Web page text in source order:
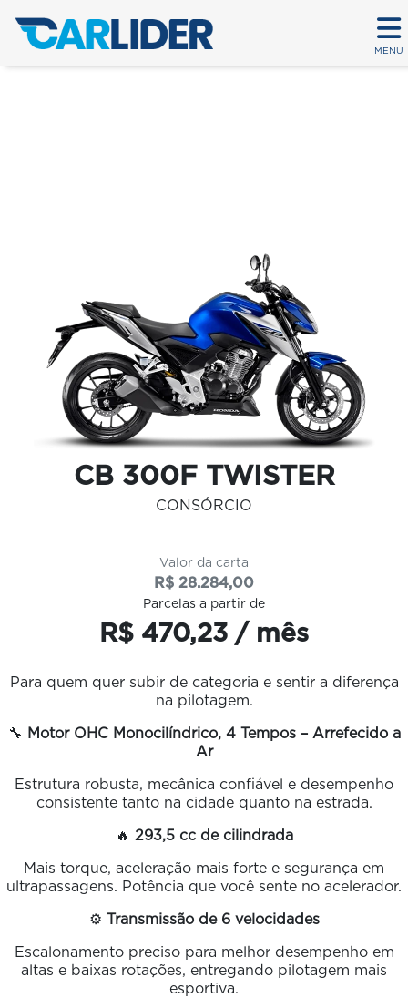
MENU
CB 300F TWISTER
CONSÓRCIO
Valor da carta
R$ 28.284,00
Parcelas a partir de
R$ 470,23 / mês
Para quem quer subir de categoria e sentir a diferença
na pilotagem.
🔧 Motor OHC Monocilíndrico, 4 Tempos – Arrefecido a
Ar
Estrutura robusta, mecânica confiável e desempenho
consistente tanto na cidade quanto na estrada.
🔥 293,5 cc de cilindrada
Mais torque, aceleração mais forte e segurança em
ultrapassagens. Potência que você sente no acelerador.
⚙️ Transmissão de 6 velocidades
Escalonamento preciso para melhor desempenho em
altas e baixas rotações, entregando pilotagem mais
esportiva.